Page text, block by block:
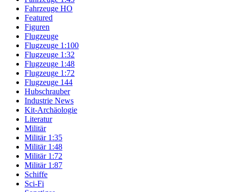
Fahrzeuge HO
Featured
Figuren
Flugzeuge
Flugzeuge 1:100
Flugzeuge 1:32
Flugzeuge 1:48
Flugzeuge 1:72
Flugzeuge 144
Hubschrauber
Industrie News
Kit-Archäologie
Literatur
Militär
Militär 1:35
Militär 1:48
Militär 1:72
Militär 1:87
Schiffe
Sci-Fi